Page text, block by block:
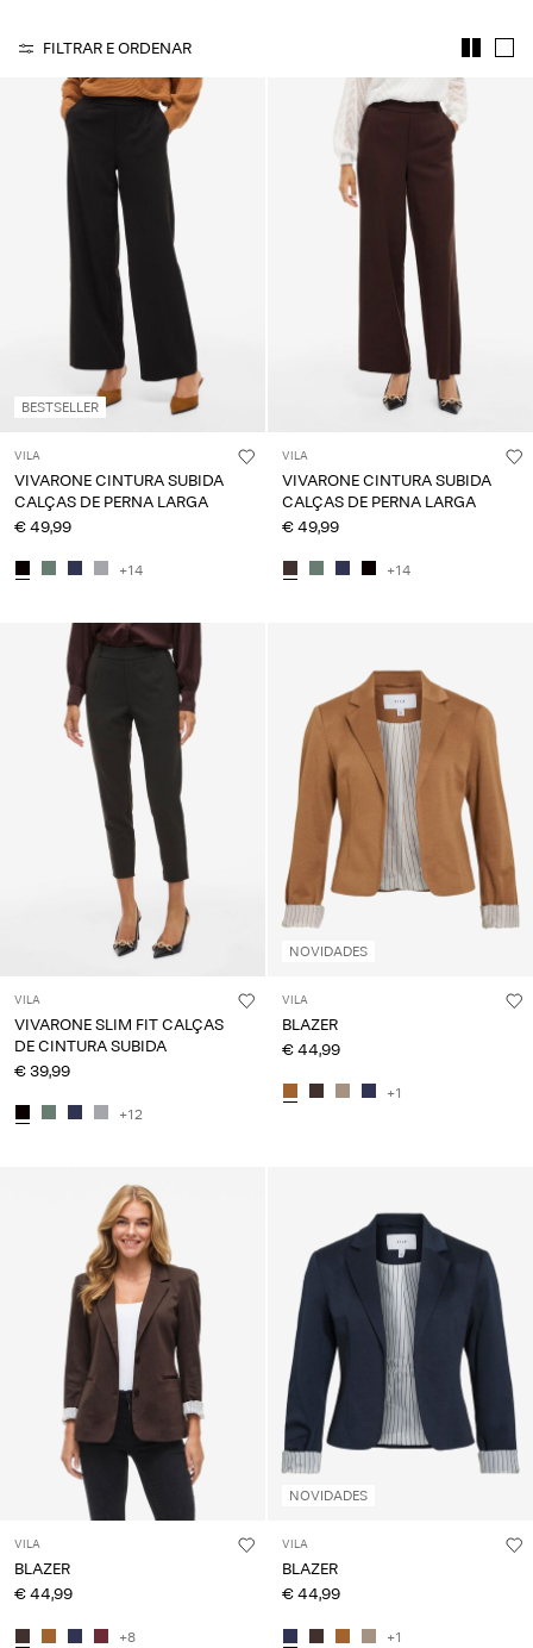
Portugal
português
FILTRAR E ORDENAR
BESTSELLER
VILA
VIVARONE CINTURA SUBIDA
CALÇAS DE PERNA LARGA
€ 49,99
+14
VILA
VIVARONE CINTURA SUBIDA
CALÇAS DE PERNA LARGA
€ 49,99
+14
VILA
VIVARONE SLIM FIT CALÇAS
DE CINTURA SUBIDA
€ 39,99
+12
NOVIDADES
VILA
BLAZER
€ 44,99
+1
VILA
BLAZER
€ 44,99
+8
NOVIDADES
VILA
BLAZER
€ 44,99
+1